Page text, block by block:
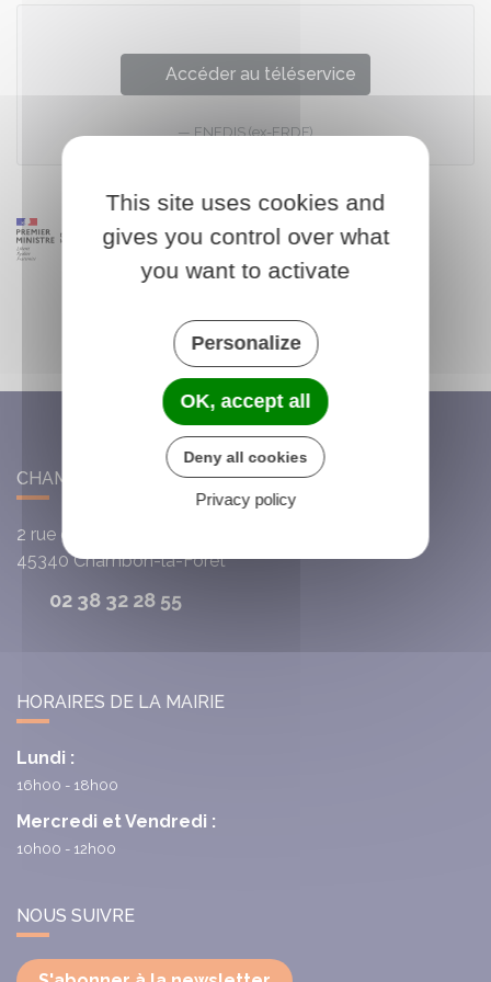
Accéder au téléservice
ENEDIS (ex-ERDF)
CHAMBON-LA-FÔRET
2 rue du Cardinal de la Luzerne
45340Chambon-la-Fôret
02 38 32 28 55
HORAIRES DE LA MAIRIE
Lundi :
16h00 - 18h00
Mercredi et Vendredi :
10h00 - 12h00
NOUS SUIVRE
This site uses cookies and
gives you control over what
you want to activate
Personalize
OK, accept all
Deny all cookies
Privacy policy